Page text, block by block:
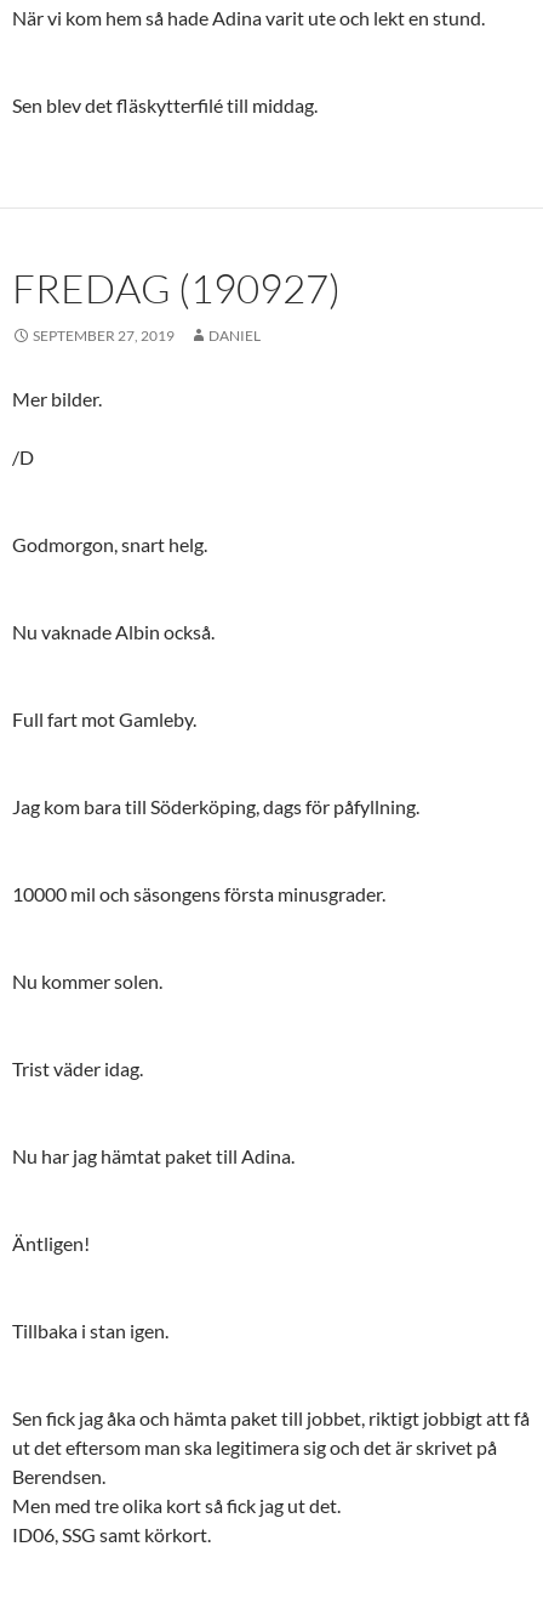
När vi kom hem så hade Adina varit ute och lekt en stund.
Sen blev det fläskytterfilé till middag.
FREDAG (190927)
SEPTEMBER 27, 2019 DANIEL
Mer bilder.
/D
Godmorgon, snart helg.
Nu vaknade Albin också.
Full fart mot Gamleby.
Jag kom bara till Söderköping, dags för påfyllning.
10000 mil och säsongens första minusgrader.
Nu kommer solen.
Trist väder idag.
Nu har jag hämtat paket till Adina.
Äntligen!
Tillbaka i stan igen.
Sen fick jag åka och hämta paket till jobbet, riktigt jobbigt att få
ut det eftersom man ska legitimera sig och det är skrivet på
Berendsen.
Men med tre olika kort så fick jag ut det.
ID06, SSG samt körkort.